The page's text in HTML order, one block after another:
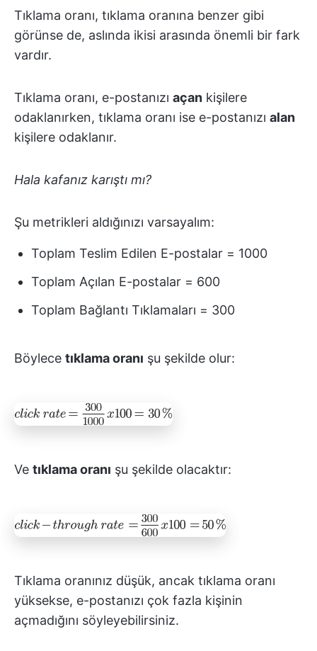
Tıklama oranı, tıklama oranına benzer gibi
görünse de, aslında ikisi arasında önemli bir fark
vardır.
Tıklama oranı, e-postanızı açan kişilere
odaklanırken, tıklama oranı ise e-postanızı alan
kişilere odaklanır.
Hala kafanız karıştı mı?
Şu metrikleri aldığınızı varsayalım:
Toplam Teslim Edilen E-postalar = 1000
Toplam Açılan E-postalar = 600
Toplam Bağlantı Tıklamaları = 300
Böylece tıklama oranı şu şekilde olur:
Ve tıklama oranı şu şekilde olacaktır:
Tıklama oranınız düşük, ancak tıklama oranı
yüksekse, e-postanızı çok fazla kişinin
açmadığını söyleyebilirsiniz.